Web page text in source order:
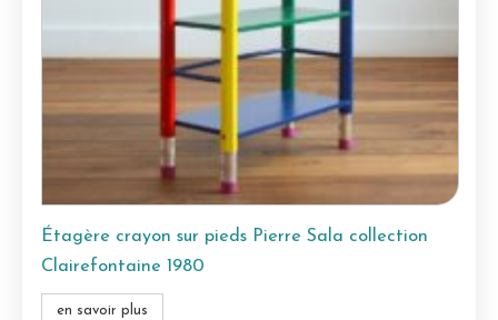
Étagère crayon sur pieds Pierre Sala collection
Clairefontaine 1980
en savoir plus